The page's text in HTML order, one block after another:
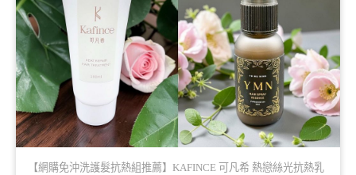
【網購免沖洗護髮抗熱組推薦】KAFINCE 可凡希 熱戀絲光抗熱乳